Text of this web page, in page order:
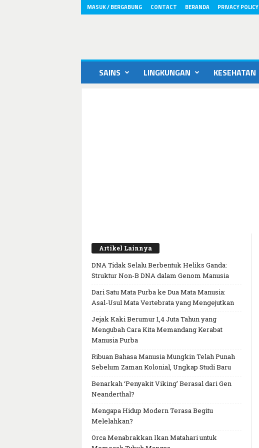
MASUK / BERGABUNG CONTACT BERANDA PRIVACY POLICY
SAINS LINGKUNGAN KESEHATAN
Artikel Lainnya
DNA Tidak Selalu Berbentuk Heliks Ganda:
Struktur Non-B DNA dalam Genom Manusia
Dari Satu Mata Purba ke Dua Mata Manusia:
Asal-Usul Mata Vertebrata yang Mengejutkan
Jejak Kaki Berumur 1,4 Juta Tahun yang
Mengubah Cara Kita Memandang Kerabat
Manusia Purba
Ribuan Bahasa Manusia Mungkin Telah Punah
Sebelum Zaman Kolonial, Ungkap Studi Baru
Benarkah ‘Penyakit Viking’ Berasal dari Gen
Neanderthal?
Mengapa Hidup Modern Terasa Begitu
Melelahkan?
Orca Menabrakkan Ikan Matahari untuk